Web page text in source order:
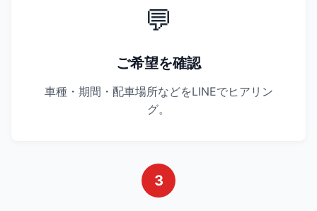
💬
ご希望を確認
車種・期間・配車場所などをLINEでヒアリン
グ。
3